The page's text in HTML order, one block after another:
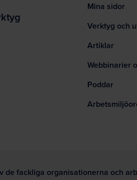
Mina sidor
Verktyg och
Artiklar
Webbinarier
Poddar
de fackliga organisationerna och